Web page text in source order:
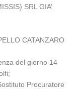
SRL GIA’
CATANZARO
del giorno 14
Procuratore